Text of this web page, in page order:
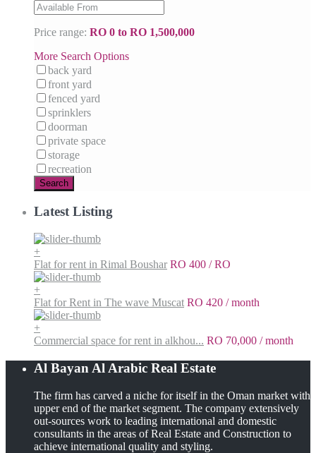
Price range: RO 0 to RO 1,500,000
More Search Options
back yard
front yard
fenced yard
sprinklers
doorman
private space
storage
recreation
Search
Latest Listing
+
Flat for rent in Rimal Boushar RO 400 / RO
+
Flat for Rent in The wave Muscat RO 420 / month
+
Commercial space for rent in alkhou... RO 70,000 / month
Al Bayan Al Arabic Real Estate
The firm has carved a niche for itself in the Oman market with
upper end of the market segment. The company extensively
out-sources work to leading international and domestic
consultants in the areas of Real Estate and Construction to
achieve international quality and styling.